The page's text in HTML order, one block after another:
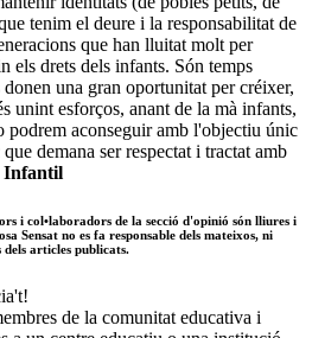
tenim el deure i la responsabilitat de
que han lluitat molt per
els drets dels infants. Són temps
una gran oportunitat per créixer,
unint esforços, anant de la mà infants,
podrem aconseguir amb l'objectiu únic
demana ser respectat i tractat amb
Infantil
i col•laboradors de la secció d'opinió són lliures i
Sensat no es fa responsable dels mateixos, ni
articles publicats.
de la comunitat educativa i